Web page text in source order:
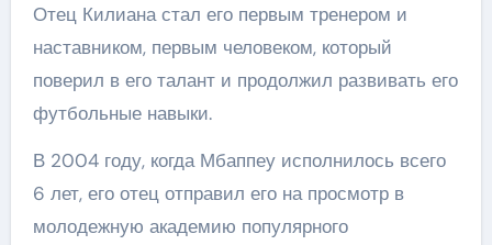
Отец Килиана стал его первым тренером и
наставником, первым человеком, который
поверил в его талант и продолжил развивать его
футбольные навыки.
В 2004 году, когда Мбаппеу исполнилось всего
6 лет, его отец отправил его на просмотр в
молодежную академию популярного